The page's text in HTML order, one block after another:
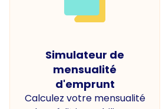
Simulateur de
mensualité
d'emprunt
Calculez votre mensualité